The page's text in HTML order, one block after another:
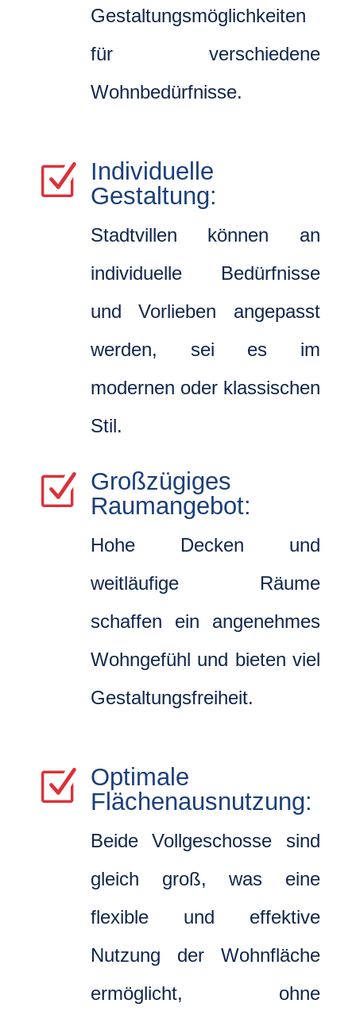
Gestaltungsmöglichkeiten
für verschiedene
Wohnbedürfnisse.
Z Individuelle
Gestaltung:
Stadtvillen können an
individuelle Bedürfnisse
und Vorlieben angepasst
werden, sei es im
modernen oder klassischen
Stil.
Z Großzügiges
Raumangebot:
Hohe Decken und
weitläufige Räume
schaffen ein angenehmes
Wohngefühl und bieten viel
Gestaltungsfreiheit.
Z Optimale
Flächenausnutzung:
Beide Vollgeschosse sind
gleich groß, was eine
flexible und effektive
Nutzung der Wohnfläche
ermöglicht, ohne